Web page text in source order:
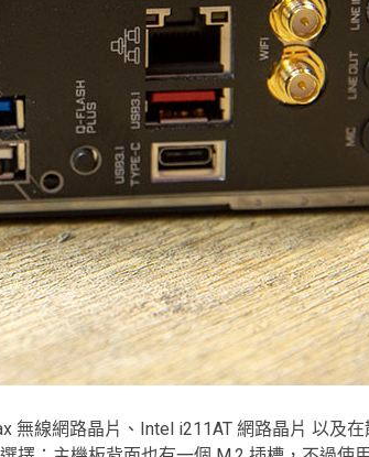
無線網路晶片、Intel i211AT 網路晶片 以及